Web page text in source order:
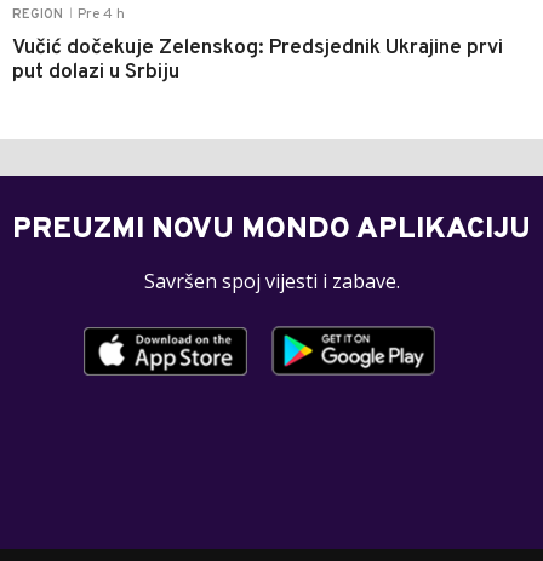
REGION Pre 4 h
Vučić dočekuje Zelenskog: Predsjednik Ukrajine prvi
put dolazi u Srbiju
PREUZMI NOVU MONDO APLIKACIJU
Savršen spoj vijesti i zabave.